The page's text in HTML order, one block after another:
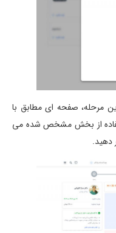
مرحله، صفحه ای مطابق با
از بخش مشخص شده می
دهید.